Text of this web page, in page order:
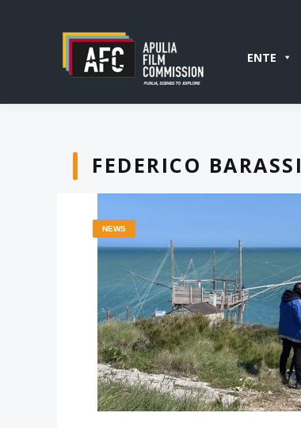
ENTE
FEDERICO BARASSI
NEWS